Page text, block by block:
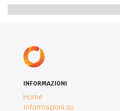
INFORMAZIONI
Home
Informazioni su